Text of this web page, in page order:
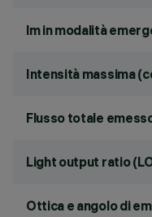
lm in modalità
Intensità massima
Flusso totale
Light output ratio
Ottica e angolo di